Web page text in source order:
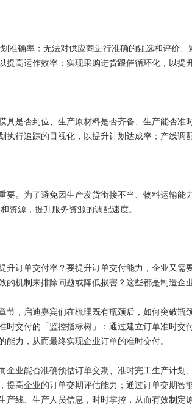
确率；无法对供应商进行准确的甄选和评价
高运作效率；实现采购进货跟催循环化，以提
否到位、生产原材料是否齐备、生产能否准
行追踪的目视化，以提升计划达成率；产线
为了避免因生产发货衔接不当、物料运输能
资源，提升服务资源的调配速度。
单交付率？要提升订单交付能力，企业又需
机制来排除问题或降低损害？这些都是制造企
启迪嘉宾们在梳理既有瓶颈后，如何突破瓶
交付的「监控指标树」：通过建立订单准时
力，从而最终实现企业订单的准时交付。
能否准确预估订单交期、准时完工生产计划
高企业的订单交期评估能力；通过订单交期
线、生产人员信息，时时掌控，从而有效制定